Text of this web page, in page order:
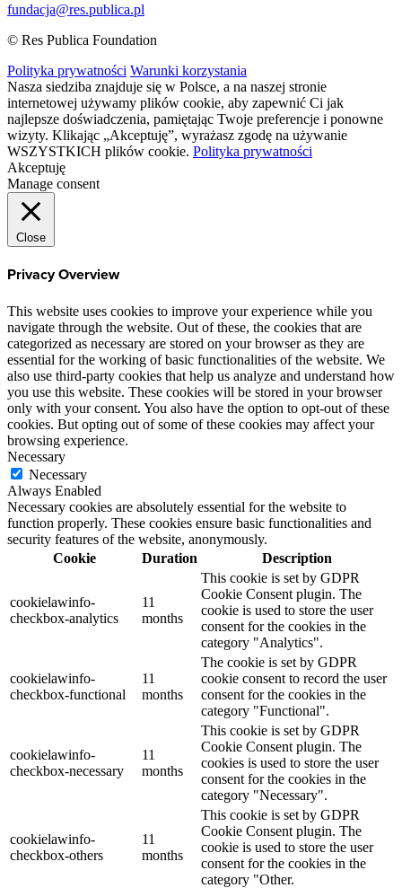
fundacja@res.publica.pl
© Res Publica Foundation
Polityka prywatności Warunki korzystania
Nasza siedziba znajduje się w Polsce, a na naszej stronie
internetowej używamy plików cookie, aby zapewnić Ci jak
najlepsze doświadczenia, pamiętając Twoje preferencje i ponowne
wizyty. Klikając „Akceptuję”, wyrażasz zgodę na używanie
WSZYSTKICH plików cookie. Polityka prywatności
Akceptuję
Manage consent
Close
Privacy Overview
This website uses cookies to improve your experience while you
navigate through the website. Out of these, the cookies that are
categorized as necessary are stored on your browser as they are
essential for the working of basic functionalities of the website. We
also use third-party cookies that help us analyze and understand how
you use this website. These cookies will be stored in your browser
only with your consent. You also have the option to opt-out of these
cookies. But opting out of some of these cookies may affect your
browsing experience.
Necessary
Necessary
Always Enabled
Necessary cookies are absolutely essential for the website to
function properly. These cookies ensure basic functionalities and
security features of the website, anonymously.
Cookie
Duration Description
cookielawinfo-
checkbox-analytics
11
months
This cookie is set by GDPR
Cookie Consent plugin. The
cookie is used to store the user
consent for the cookies in the
category "Analytics".
cookielawinfo-
checkbox-functional
11
months
The cookie is set by GDPR
cookie consent to record the user
consent for the cookies in the
category "Functional".
cookielawinfo-
checkbox-necessary
11
months
This cookie is set by GDPR
Cookie Consent plugin. The
cookies is used to store the user
consent for the cookies in the
category "Necessary".
cookielawinfo-
checkbox-others
11
months
This cookie is set by GDPR
Cookie Consent plugin. The
cookie is used to store the user
consent for the cookies in the
category "Other.